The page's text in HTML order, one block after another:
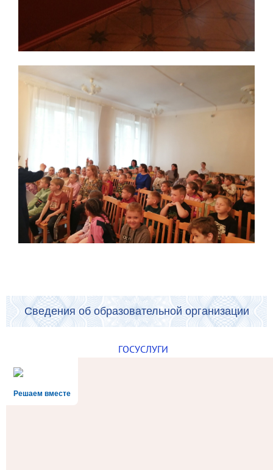
Сведения об образовательной организации
ГОСУСЛУГИ
Решаем вместе